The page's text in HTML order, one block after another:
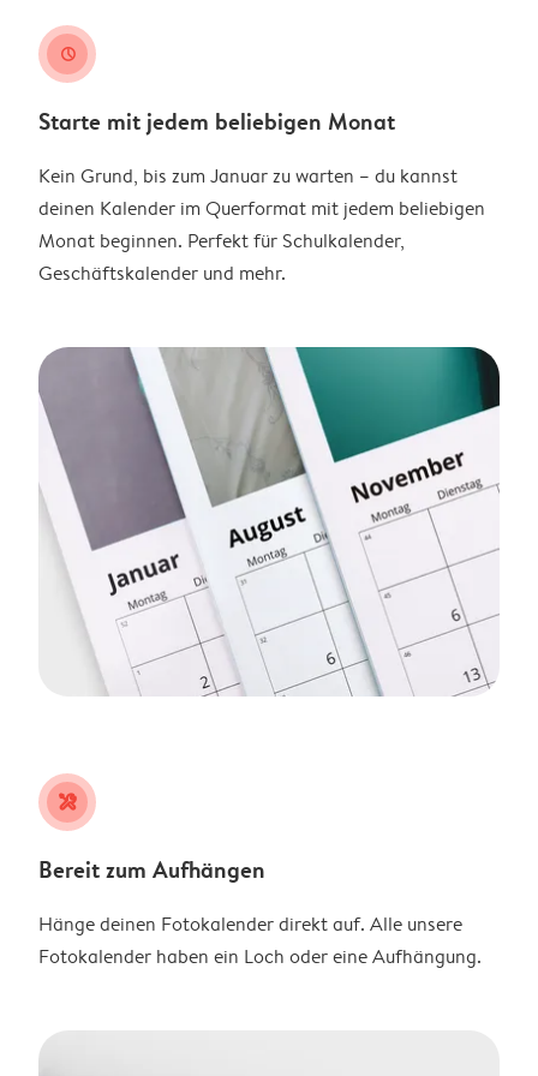
clock
Starte mit jedem beliebigen Monat
Kein Grund, bis zum Januar zu warten – du kannst
deinen Kalender im Querformat mit jedem beliebigen
Monat beginnen. Perfekt für Schulkalender,
Geschäftskalender und mehr.
tools
Bereit zum Aufhängen
Hänge deinen Fotokalender direkt auf. Alle unsere
Fotokalender haben ein Loch oder eine Aufhängung.